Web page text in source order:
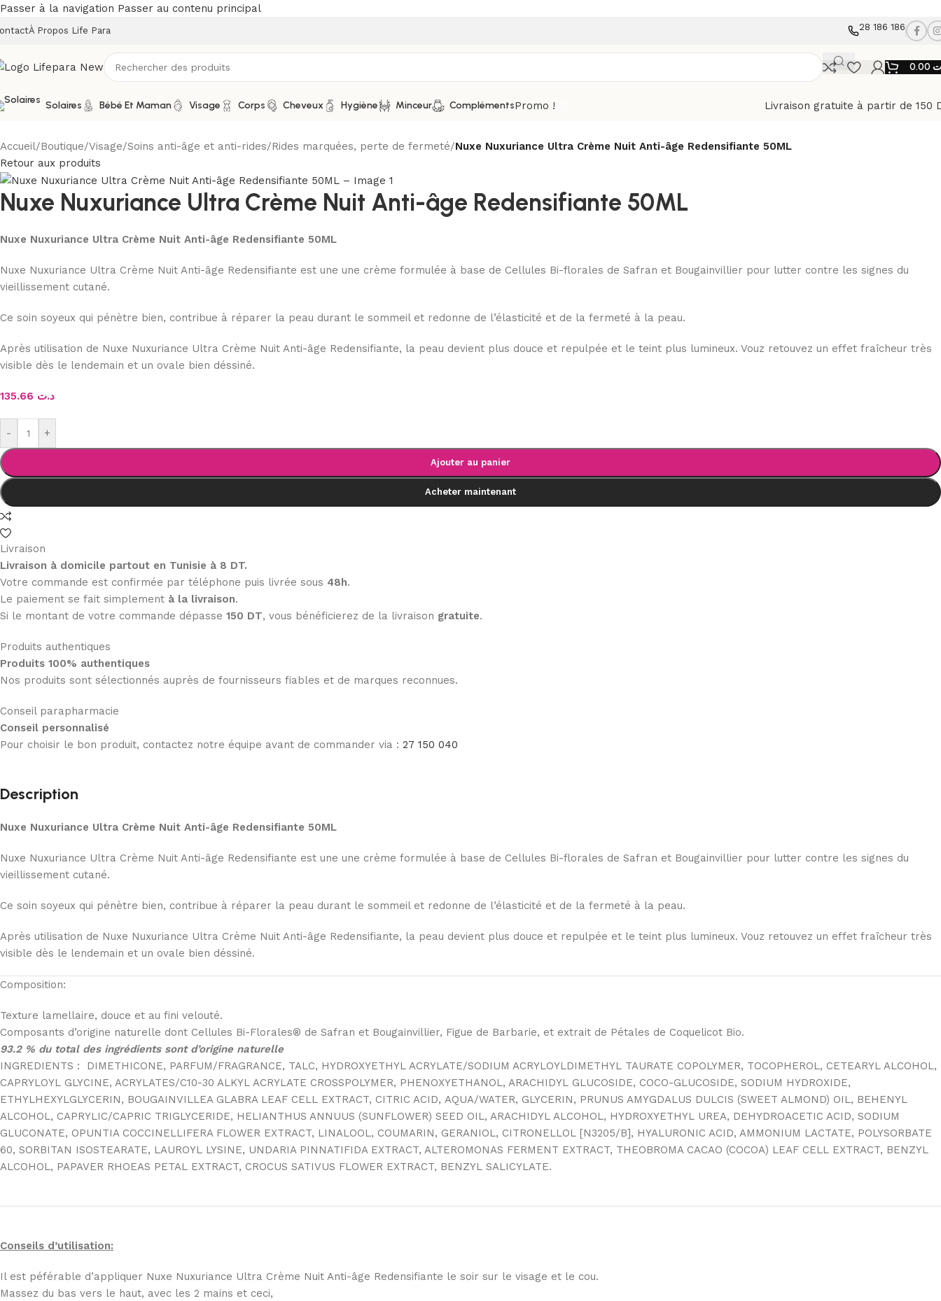
Passer à la navigation Passer au contenu principal
À Propos Life Para 28 186 186
Solaires Bébé Et Maman Visage Corps Cheveux Hygiène Minceur ComplémentsPromo ! Livraison gratuite à partir de 150
Accueil/Boutique/Visage/Soins anti-âge et anti-rides/Rides marquées, perte de fermeté/Nuxe Nuxuriance Ultra Crème Nuit Anti-âge Redensifiante 50ML
Retour aux produits
Nuxe Nuxuriance Ultra Crème Nuit Anti-âge Redensifiante 50ML
Nuxe Nuxuriance Ultra Crème Nuit Anti-âge Redensifiante 50ML
Nuxe Nuxuriance Ultra Crème Nuit Anti-âge Redensifiante est une une crème formulée à base de Cellules Bi-florales de Safran et Bougainvillier pour lutter contre les signes du
vieillissement cutané.
Ce soin soyeux qui pénètre bien, contribue à réparer la peau durant le sommeil et redonne de l’élasticité et de la fermeté à la peau.
Après utilisation de Nuxe Nuxuriance Ultra Crème Nuit Anti-âge Redensifiante, la peau devient plus douce et repulpée et le teint plus lumineux. Vouz retouvez un effet fraîcheur très
visible dès le lendemain et un ovale bien déssiné.
د.ت
- +
Ajouter au panier
Acheter maintenant
Livraison
Livraison à domicile partout en Tunisie à 8 DT.
Votre commande est confirmée par téléphone puis livrée sous 48h.
Le paiement se fait simplement à la livraison.
Si le montant de votre commande dépasse 150 DT, vous bénéficierez de la livraison gratuite.
Produits authentiques
Produits 100% authentiques
Nos produits sont sélectionnés auprès de fournisseurs fiables et de marques reconnues.
Conseil parapharmacie
Conseil personnalisé
Pour choisir le bon produit, contactez notre équipe avant de commander via : 27 150 040
Description
Nuxe Nuxuriance Ultra Crème Nuit Anti-âge Redensifiante 50ML
Nuxe Nuxuriance Ultra Crème Nuit Anti-âge Redensifiante est une une crème formulée à base de Cellules Bi-florales de Safran et Bougainvillier pour lutter contre les signes du
vieillissement cutané.
Ce soin soyeux qui pénètre bien, contribue à réparer la peau durant le sommeil et redonne de l’élasticité et de la fermeté à la peau.
Après utilisation de Nuxe Nuxuriance Ultra Crème Nuit Anti-âge Redensifiante, la peau devient plus douce et repulpée et le teint plus lumineux. Vouz retouvez un effet fraîcheur très
visible dès le lendemain et un ovale bien déssiné.
Composition:
Texture lamellaire, douce et au fini velouté.
Composants d’origine naturelle dont Cellules Bi-Florales® de Safran et Bougainvillier, Figue de Barbarie, et extrait de Pétales de Coquelicot Bio.
93.2 % du total des ingrédients sont d’origine naturelle
INGREDIENTS : DIMETHICONE, PARFUM/FRAGRANCE, TALC, HYDROXYETHYL ACRYLATE/SODIUM ACRYLOYLDIMETHYL TAURATE COPOLYMER, TOCOPHEROL, CETEARYL ALCOHOL,
CAPRYLOYL GLYCINE, ACRYLATES/C10-30 ALKYL ACRYLATE CROSSPOLYMER, PHENOXYETHANOL, ARACHIDYL GLUCOSIDE, COCO-GLUCOSIDE, SODIUM HYDROXIDE,
ETHYLHEXYLGLYCERIN, BOUGAINVILLEA GLABRA LEAF CELL EXTRACT, CITRIC ACID, AQUA/WATER, GLYCERIN, PRUNUS AMYGDALUS DULCIS (SWEET ALMOND) OIL, BEHENYL
ALCOHOL, CAPRYLIC/CAPRIC TRIGLYCERIDE, HELIANTHUS ANNUUS (SUNFLOWER) SEED OIL, ARACHIDYL ALCOHOL, HYDROXYETHYL UREA, DEHYDROACETIC ACID, SODIUM
GLUCONATE, OPUNTIA COCCINELLIFERA FLOWER EXTRACT, LINALOOL, COUMARIN, GERANIOL, CITRONELLOL [N3205/B]​, HYALURONIC ACID, AMMONIUM LACTATE, POLYSORBATE
60, SORBITAN ISOSTEARATE, LAUROYL LYSINE, UNDARIA PINNATIFIDA EXTRACT, ALTEROMONAS FERMENT EXTRACT, THEOBROMA CACAO (COCOA) LEAF CELL EXTRACT, BENZYL
ALCOHOL, PAPAVER RHOEAS PETAL EXTRACT, CROCUS SATIVUS FLOWER EXTRACT, BENZYL SALICYLATE.
Conseils d’utilisation:
Il est péférable d’appliquer Nuxe Nuxuriance Ultra Crème Nuit Anti-âge Redensifiante le soir sur le visage et le cou.
Massez du bas vers le haut, avec les 2 mains et ceci,